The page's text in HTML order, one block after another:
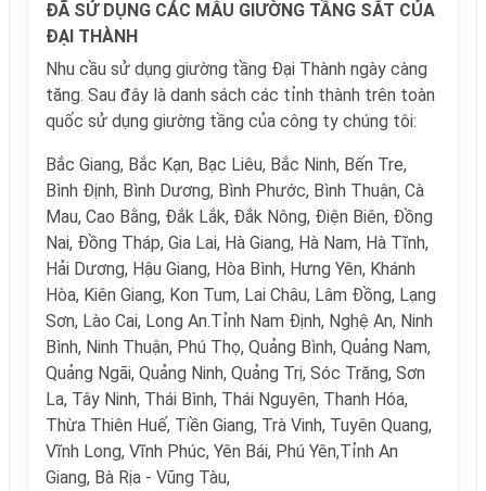
ĐÃ SỬ DỤNG CÁC MẪU GIƯỜNG TẦNG SẮT CỦA
ĐẠI THÀNH
Nhu cầu sử dụng giường tầng Đại Thành ngày càng
tăng. Sau đây là danh sách các tỉnh thành trên toàn
quốc sử dụng giường tầng của công ty chúng tôi:
Bắc Giang, Bắc Kạn, Bạc Liêu, Bắc Ninh, Bến Tre,
Bình Định, Bình Dương, Bình Phước, Bình Thuận, Cà
Mau, Cao Bằng, Đắk Lắk, Đắk Nông, Điện Biên, Đồng
Nai, Đồng Tháp, Gia Lai, Hà Giang, Hà Nam, Hà Tĩnh,
Hải Dương, Hậu Giang, Hòa Bình, Hưng Yên, Khánh
Hòa, Kiên Giang, Kon Tum, Lai Châu, Lâm Đồng, Lạng
Sơn, Lào Cai, Long An.Tỉnh Nam Định, Nghệ An, Ninh
Bình, Ninh Thuận, Phú Thọ, Quảng Bình, Quảng Nam,
Quảng Ngãi, Quảng Ninh, Quảng Trị, Sóc Trăng, Sơn
La, Tây Ninh, Thái Bình, Thái Nguyên, Thanh Hóa,
Thừa Thiên Huế, Tiền Giang, Trà Vinh, Tuyên Quang,
Vĩnh Long, Vĩnh Phúc, Yên Bái, Phú Yên,Tỉnh An
Giang, Bà Rịa - Vũng Tàu,